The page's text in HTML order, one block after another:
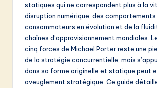
statiques qui ne correspondent plus à la
disruption numérique, des comportements
consommateurs en évolution et de la
chaînes d’approvisionnement mondiales.
cinq forces de Michael Porter reste une
de la stratégie concurrentielle, mais
dans sa forme originelle et statique peut
aveuglement stratégique. Ce guide